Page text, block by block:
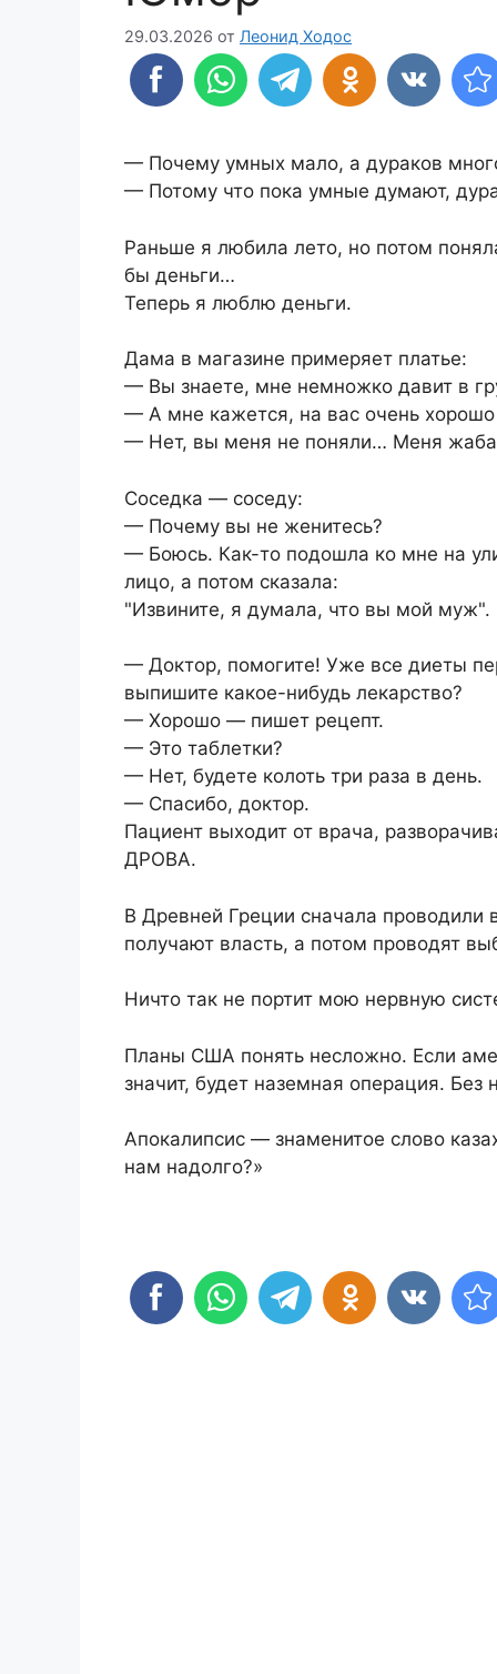
29.03.2026 от Леонид Ходос
— Почему умных мало, а дураков
— Потому что пока умные думают,
Раньше я любила лето, но потом
бы деньги…
Теперь я люблю деньги.
Дама в магазине примеряет платье:
— Вы знаете, мне немножко давит в
— А мне кажется, на вас очень хорошо
— Нет, вы меня не поняли… Меня
Соседка — соседу:
— Почему вы не женитесь?
— Боюсь. Как-то подошла ко мне на
лицо, а потом сказала:
"Извините, я думала, что вы мой муж".
— Доктор, помогите! Уже все диеты
выпишите какое-нибудь лекарство?
— Хорошо — пишет рецепт.
— Это таблетки?
— Нет, будете колоть три раза в день.
— Спасибо, доктор.
Пациент выходит от врача,
ДРОВА.
В Древней Греции сначала проводили
получают власть, а потом проводят
Ничто так не портит мою нервную
Планы США понять несложно. Если
значит, будет наземная операция.
Апокалипсис — знаменитое слово
нам надолго?»